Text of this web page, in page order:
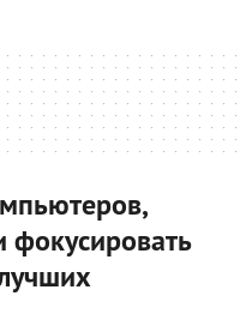
фокусировать